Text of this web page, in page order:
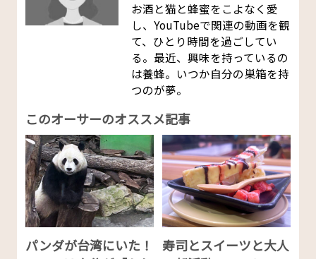
お酒と猫と蜂蜜をこよなく愛
し、YouTubeで関連の動画を観
て、ひとり時間を過ごしてい
る。最近、興味を持っているの
は養蜂。いつか自分の巣箱を持
つのが夢。
このオーサーのオススメ記事
パンダが台湾にいた！
寿司とスイーツと大人